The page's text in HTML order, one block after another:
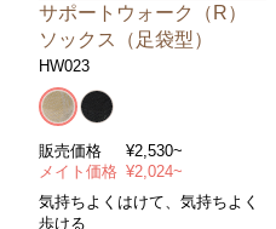
サポートウォーク（R）
ソックス（足袋型）
HW023
販売価格
¥2,530~
メイト価格 ¥2,024~
気持ちよくはけて、気持ちよく
歩ける